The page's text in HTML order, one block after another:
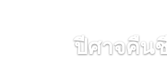
ปีศาจคืนชี